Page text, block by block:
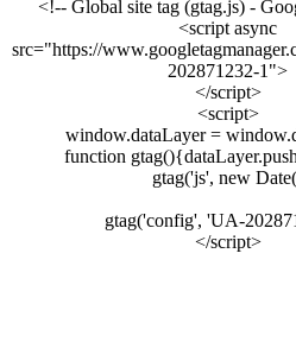
<!-- Global site tag (gtag.js) -
<script async
src="https://
202871232-1">
</script>
<script>
window.dataLayer =
function
gtag('js', new
gtag('config', 'UA-
</script>